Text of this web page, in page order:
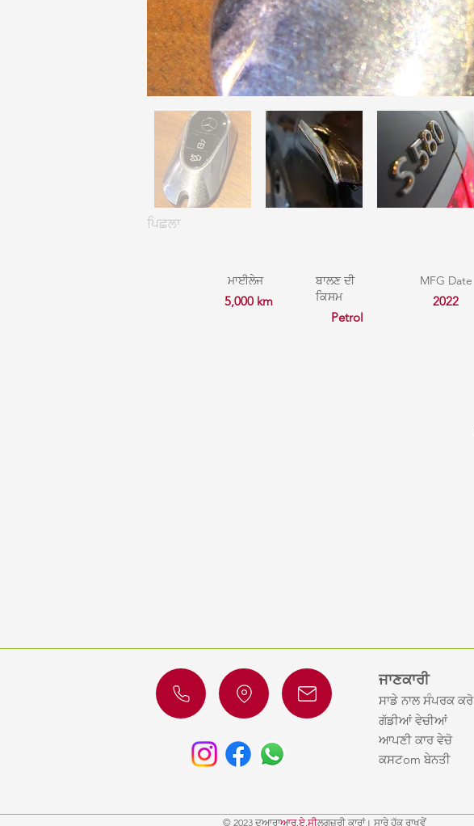
ਪਿਛਲਾ
ਮਾਈਲੇਜ
5,000 km
ਬਾਲਣ ਦੀ
ਕਿਸਮ
Petrol
MFG Date
2022
ਜਾਣਕਾਰੀ
ਸਾਡੇ ਨਾਲ ਸੰਪਰਕ ਕਰੋ
ਗੱਡੀਆਂ ਵੇਚੀਆਂ
ਆਪਣੀ ਕਾਰ ਵੇਚੋ
ਕਸਟom ਬੇਨਤੀ
© 2023 ਦੁਆਰਾਆਰ.ਏ.ਸੀਲਗਜ਼ਰੀ ਕਾਰਾਂ। ਸਾਰੇ ਹੱਕ ਰਾਖਵੇਂ